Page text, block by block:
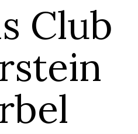
Club